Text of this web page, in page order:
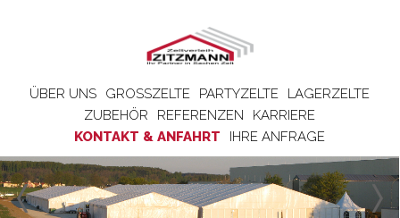
ÜBER UNS GROSSZELTE PARTYZELTE
LAGERZELTE
ZUBEHÖR
REFERENZEN
KARRIERE
KONTAKT & ANFAHRT
IHRE ANFRAGE